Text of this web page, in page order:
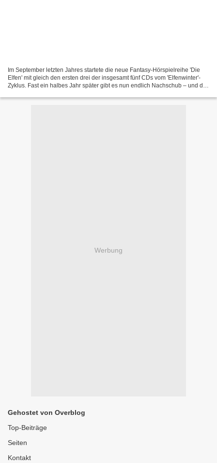
Im September letzten Jahres startete die neue Fantasy-Hörspielreihe 'Die
Elfen' mit gleich den ersten drei der insgesamt fünf CDs vom 'Elfenwinter'-
Zyklus. Fast ein halbes Jahr später gibt es nun endlich Nachschub – und der
Werbung
Gehostet von Overblog
Top-Beiträge
Seiten
Kontakt